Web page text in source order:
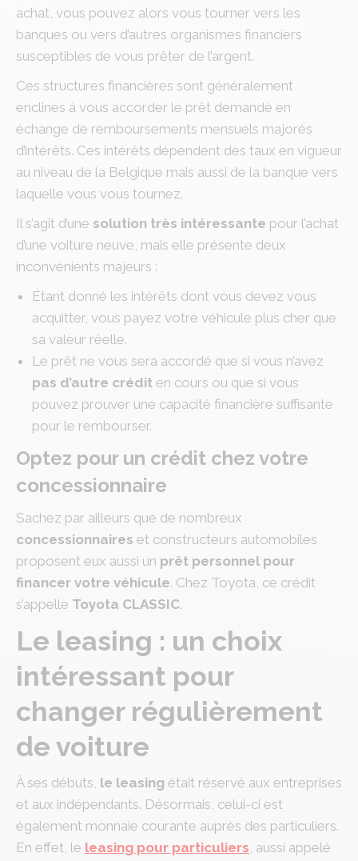
achat, vous pouvez alors vous tourner vers les
banques ou vers d’autres organismes financiers
susceptibles de vous prêter de l’argent.
Ces structures financières sont généralement
enclines à vous accorder le prêt demandé en
échange de remboursements mensuels majorés
d’intérêts. Ces intérêts dépendent des taux en vigueur
au niveau de la Belgique mais aussi de la banque vers
laquelle vous vous tournez.
Il s’agit d’une solution très intéressante pour l’achat
d’une voiture neuve, mais elle présente deux
inconvénients majeurs :
Étant donné les intérêts dont vous devez vous
acquitter, vous payez votre véhicule plus cher que
sa valeur réelle.
Le prêt ne vous sera accordé que si vous n’avez
pas d’autre crédit en cours ou que si vous
pouvez prouver une capacité financière suffisante
pour le rembourser.
Optez pour un crédit chez votre
concessionnaire
Sachez par ailleurs que de nombreux
concessionnaires et constructeurs automobiles
proposent eux aussi un prêt personnel pour
financer votre véhicule. Chez Toyota, ce crédit
s’appelle Toyota CLASSIC.
Le leasing : un choix
intéressant pour
changer régulièrement
de voiture
À ses débuts, le leasing était réservé aux entreprises
et aux indépendants. Désormais, celui-ci est
également monnaie courante auprès des particuliers.
En effet, le leasing pour particuliers, aussi appelé